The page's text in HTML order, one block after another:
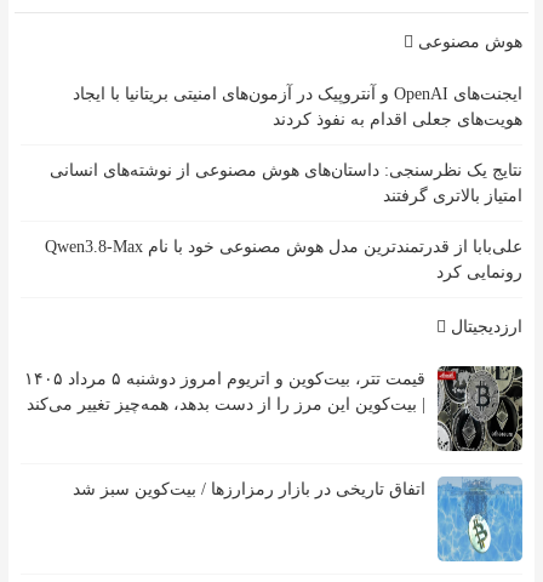
هوش مصنوعی
ایجنت‌های OpenAI و آنتروپیک در آزمون‌های امنیتی بریتانیا با ایجاد
هویت‌های جعلی اقدام به نفوذ کردند
نتایج یک نظرسنجی: داستان‌های هوش مصنوعی از نوشته‌های انسانی
امتیاز بالاتری گرفتند
علی‌بابا از قدرتمندترین مدل هوش مصنوعی خود با نام Qwen3.8-Max
رونمایی کرد
ارزدیجیتال
قیمت تتر، بیت‌کوین و اتریوم امروز دوشنبه ۵ مرداد ۱۴۰۵
| بیت‌کوین این مرز را از دست بدهد، همه‌چیز تغییر می‌کند
اتفاق تاریخی در بازار رمزارزها / بیت‌کوین سبز شد